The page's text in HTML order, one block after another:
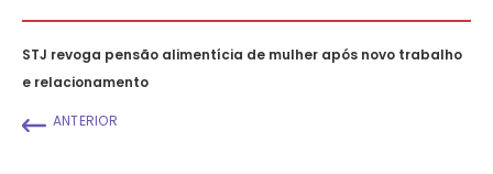
STJ revoga pensão alimentícia de mulher após novo trabalho
e relacionamento
ANTERIOR